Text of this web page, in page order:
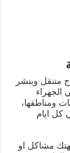
متنقل وبنشر
الجهراء
ومناطقها،
24 ساعة في كل ايام
مشاكل او